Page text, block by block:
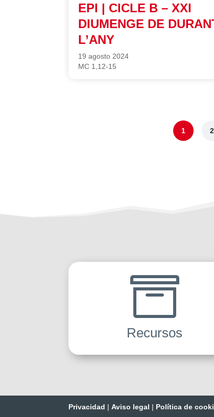
EPI | CICLE B – XXI
DIUMENGE DE
L’ANY
19 agosto 2024
MC 1,12-15
1 2

Recursos
Privacidad |Aviso legal | Política de